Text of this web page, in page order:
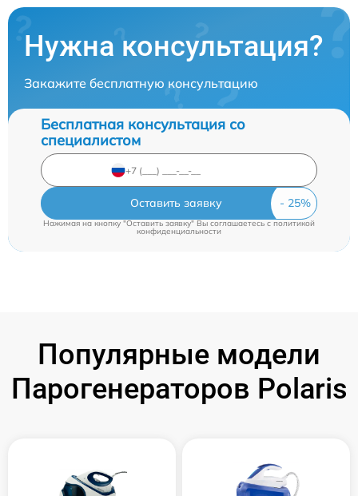
Нужна консультация?
Закажите бесплатную консультацию
Бесплатная консультация со
специалистом
Оставить заявку
Нажимая на кнопку "Оставить заявку" Вы соглашаетесь cполитикой
конфиденциальности
Популярные модели
Парогенераторов Polaris